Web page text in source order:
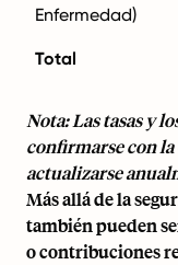
Enfermedad)
Total
Nota: Las tasas y
confirmarse con la
actualizarse
Más allá de la
también pueden
o contribuciones